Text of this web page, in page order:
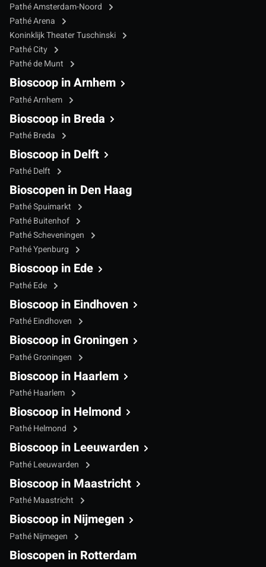
Pathé Amsterdam-Noord
Pathé Arena
Koninklijk Theater Tuschinski
Pathé City
Pathé de Munt
Bioscoop in Arnhem
Pathé Arnhem
Bioscoop in Breda
Pathé Breda
Bioscoop in Delft
Pathé Delft
Bioscopen in Den Haag
Pathé Spuimarkt
Pathé Buitenhof
Pathé Scheveningen
Pathé Ypenburg
Bioscoop in Ede
Pathé Ede
Bioscoop in Eindhoven
Pathé Eindhoven
Bioscoop in Groningen
Pathé Groningen
Bioscoop in Haarlem
Pathé Haarlem
Bioscoop in Helmond
Pathé Helmond
Bioscoop in Leeuwarden
Pathé Leeuwarden
Bioscoop in Maastricht
Pathé Maastricht
Bioscoop in Nijmegen
Pathé Nijmegen
Bioscopen in Rotterdam